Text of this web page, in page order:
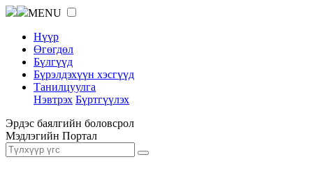
MENU
Нүүр
Өгөгдөл
Бүлгүүд
Бүрэлдэхүүн хэсгүүд
Танилцуулга
Нэвтрэх Бүртгүүлэх
Эрдэс баялгийн боловсрол
Мэдлэгийн Портал